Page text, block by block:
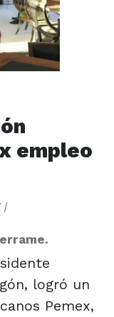
empleo
|
logró un
Pemex,